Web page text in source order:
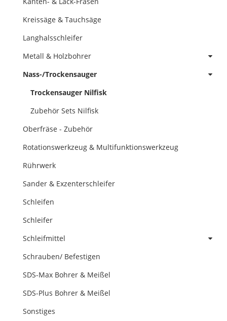
Kreissäge & Tauchsäge
Langhalsschleifer
Metall & Holzbohrer
Nass-/Trockensauger
Trockensauger Nilfisk
Zubehör Sets Nilfisk
Oberfräse - Zubehör
Rotationswerkzeug & Multifunktionswerkzeug
Rührwerk
Sander & Exzenterschleifer
Schleifen
Schleifer
Schleifmittel
Schrauben/ Befestigen
SDS-Max Bohrer & Meißel
SDS-Plus Bohrer & Meißel
Sonstiges